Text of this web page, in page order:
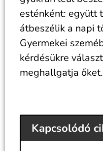
esténként: együtt
átbeszélik a napi
Gyermekei
kérdésükre
meghallgatja őket.
Kapcsolódó